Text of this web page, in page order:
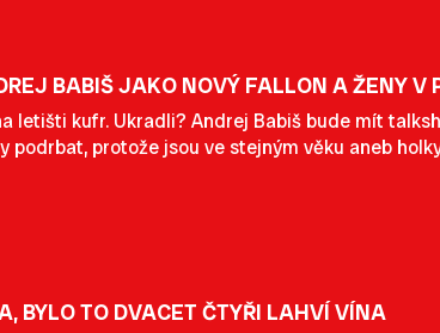
BABIŠ JAKO NOVÝ FALLON A ŽENY V
letišti kufr. Ukradli? Andrej Babiš bude mít
podrbat, protože jsou ve stejným věku aneb
BYLO TO DVACET ČTYŘI LAHVÍ VÍNA